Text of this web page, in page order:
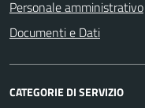
Personale amministrativo
Documenti e Dati
CATEGORIE DI SERVIZIO